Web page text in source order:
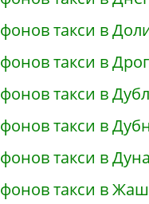
такси в
такси в
такси в
такси в
такси в
такси в